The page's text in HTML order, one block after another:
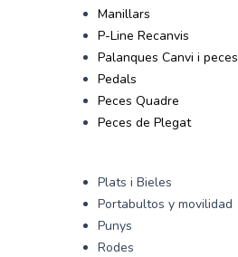
Manillars
P-Line Recanvis
Palanques Canvi i peces
Pedals
Peces Quadre
Peces de Plegat
Plats i Bieles
Portabultos y movilidad
Punys
Rodes